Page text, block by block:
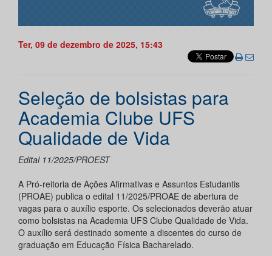
Ter, 09 de dezembro de 2025, 15:43
Seleção de bolsistas para
Academia Clube UFS
Qualidade de Vida
Edital 11/2025/PROEST
A Pró-reitoria de Ações Afirmativas e Assuntos Estudantis
(PROAE) publica o edital 11/2025/PROAE de abertura de
vagas para o auxílio esporte. Os selecionados deverão atuar
como bolsistas na Academia UFS Clube Qualidade de Vida.
O auxílio será destinado somente a discentes do curso de
graduação em Educação Física Bacharelado.